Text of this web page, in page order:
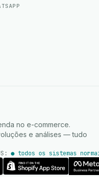
no e-commerce.
e análises — tudo
● todos os sistemas